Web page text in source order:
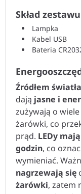
Skład
Lampka
Kabel USB
Bateria
Źródłem
dają jasne i
zużywają o
żarówki, co
prąd. LEDy
godzin, co
wymieniać.
nagrzewają się
żarówki, zatem